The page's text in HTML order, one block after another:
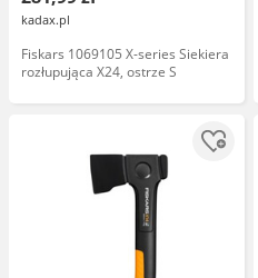
kadax.pl
Fiskars 1069105 X-series Siekiera
rozłupująca X24, ostrze S